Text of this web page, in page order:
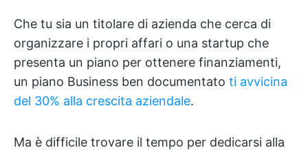
Che tu sia un titolare di azienda che cerca di
organizzare i propri affari o una startup che
presenta un piano per ottenere finanziamenti,
un piano Business ben documentato ti avvicina
del 30% alla crescita aziendale.
Ma è difficile trovare il tempo per dedicarsi alla